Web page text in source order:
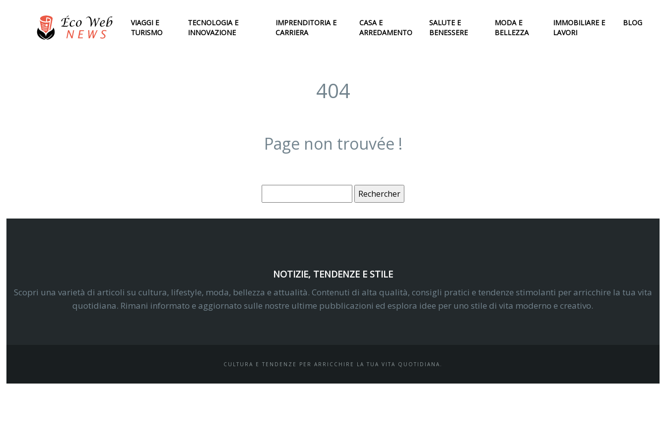
VIAGGI E
TURISMO
TECNOLOGIA E
INNOVAZIONE
IMPRENDITORIA E
CARRIERA
CASA E
ARREDAMENTO
SALUTE E
BENESSERE
MODA E
BELLEZZA
IMMOBILIARE E
LAVORI
BLOG
404
Page non trouvée !
NOTIZIE, TENDENZE E STILE
Scopri una varietà di articoli su cultura, lifestyle, moda, bellezza e attualità. Contenuti di alta qualità, consigli pratici e tendenze stimolanti per arricchire la tua vita
quotidiana. Rimani informato e aggiornato sulle nostre ultime pubblicazioni ed esplora idee per uno stile di vita moderno e creativo.
CULTURA E TENDENZE PER ARRICCHIRE LA TUA VITA QUOTIDIANA.